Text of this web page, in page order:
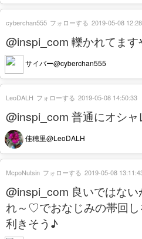
@inspi_com 轢かれてます
サイバー@cyberchan555
cyberchan555 フォローする 2019-05-08
@inspi_com 普通にオシャ
佳穂里@LeoDALH
LeoDALH フォローする 2019-05-08 14:50:33
@inspi_com 良いではな
れ～♡でおなじみの帯回
利きそう♪
McpoNutsin フォローする 2019-05-08